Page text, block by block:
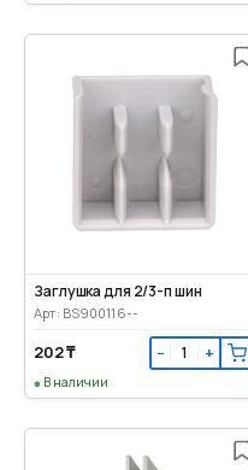
Заглушка для 2/3-п шин
Арт: BS900116--
202 ₸ − +
В наличии